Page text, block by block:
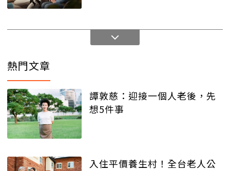
熱門文章
譚敦慈：迎接一個人老後，先
想5件事
入住平價養生村！全台老人公